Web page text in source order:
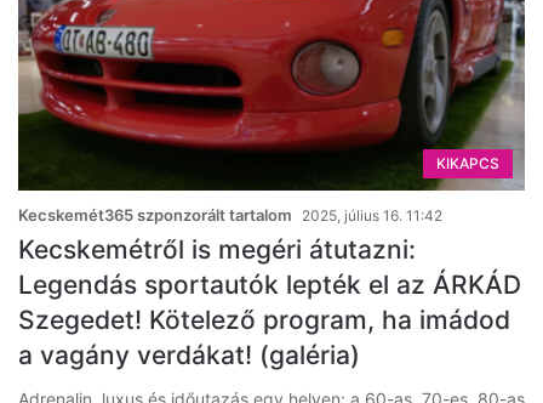
KIKAPCS
Kecskemét365 szponzorált tartalom 2025, július 16. 11:42
Kecskemétről is megéri átutazni:
Legendás sportautók lepték el az ÁRKÁD
Szegedet! Kötelező program, ha imádod
a vagány verdákat! (galéria)